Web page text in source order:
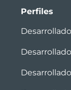
Perfiles